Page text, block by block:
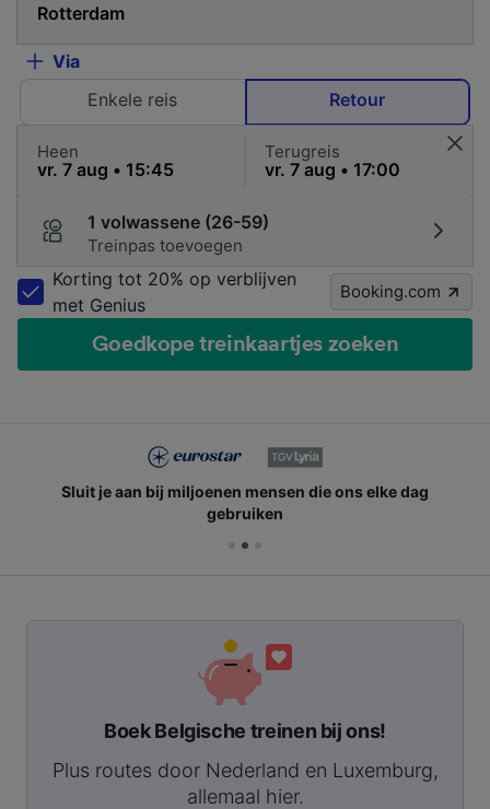
Via
Enkele reis
Retour
Heen Terugreis
1 volwassene (26-59)
Treinpas toevoegen
Korting tot 20% op verblijven
met Genius
Booking.com
Goedkope treinkaartjes zoeken
Sluit je aan bij miljoenen mensen die ons elke dag
gebruiken
Boek Belgische treinen bij ons!
Plus routes door Nederland en Luxemburg,
allemaal hier.